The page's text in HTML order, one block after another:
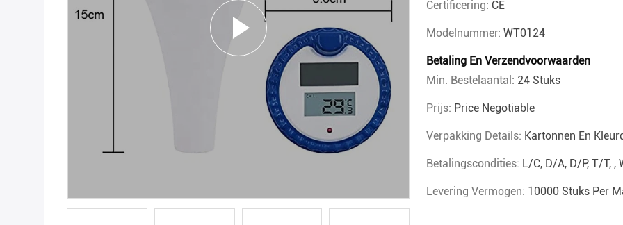
Certificering: CE
Modelnummer: WT0124
Betaling En Verzendvoorwaarden
Min. Bestelaantal: 24 Stuks
Prijs: Price Negotiable
Verpakking Details: Kartonnen En
Betalingscondities: L/C, D/A, D/P, T/T, ,
Levering Vermogen: 10000 Stuks Per